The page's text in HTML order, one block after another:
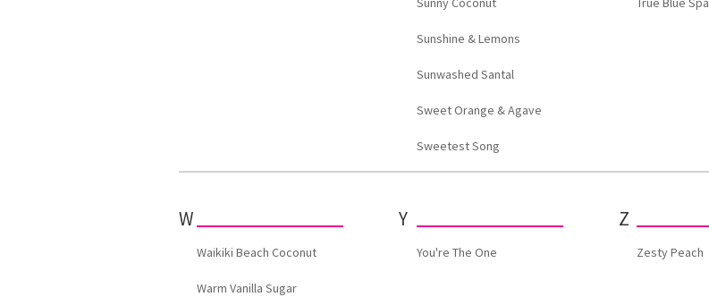
Sunshine & Lemons
Sunwashed Santal
Sweet Orange & Agave
Sweetest Song
W
Waikiki Beach Coconut
Warm Vanilla Sugar
Y
You're The One
Z
Zesty Peach